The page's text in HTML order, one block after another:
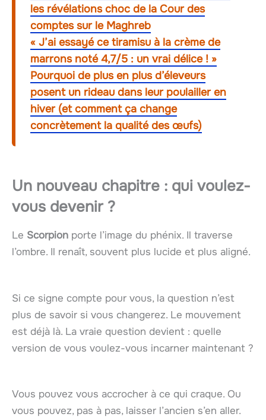
les révélations choc de la Cour des
comptes sur le Maghreb
« J’ai essayé ce tiramisu à la crème de
marrons noté 4,7/5 : un vrai délice ! »
Pourquoi de plus en plus d’éleveurs
posent un rideau dans leur poulailler en
hiver (et comment ça change
concrètement la qualité des œufs)
Un nouveau chapitre : qui voulez-
vous devenir ?
Le Scorpion porte l’image du phénix. Il traverse
l’ombre. Il renaît, souvent plus lucide et plus aligné.
Si ce signe compte pour vous, la question n’est
plus de savoir si vous changerez. Le mouvement
est déjà là. La vraie question devient : quelle
version de vous voulez-vous incarner maintenant ?
Vous pouvez vous accrocher à ce qui craque. Ou
vous pouvez, pas à pas, laisser l’ancien s’en aller.